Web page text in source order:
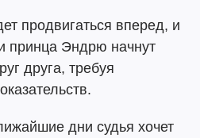
продвигаться вперед, и
Эндрю начнут
друга, требуя
дни судья хочет